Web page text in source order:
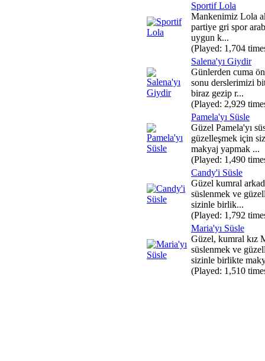
Sportif Lola
Mankenimiz Lola
partiye gri spor
uygun k...
(Played: 1,704
Salena'yı Giydir
Günlerden cuma
sonu derslerimizi
biraz gezip r...
(Played: 2,929
Pamela'yı Süsle
Güzel Pamela'yı
güzelleşmek için
makyaj yapmak ...
(Played: 1,490
Candy'i Süsle
Güzel kumral
süslenmek ve
sizinle birlik...
(Played: 1,792
Maria'yı Süsle
Güzel, kumral kız
süslenmek ve
sizinle birlikte
(Played: 1,510